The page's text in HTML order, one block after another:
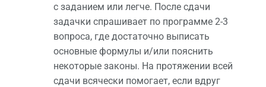
с заданием или легче. После сдачи
задачки спрашивает по программе 2-3
вопроса, где достаточно выписать
основные формулы и/или пояснить
некоторые законы. На протяжении всей
сдачи всячески помогает, если вдруг